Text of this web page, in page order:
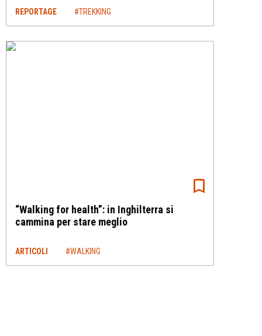
REPORTAGE #TREKKING
“Walking for health”: in Inghilterra si
cammina per stare meglio
ARTICOLI #WALKING